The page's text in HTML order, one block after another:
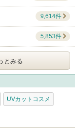
9,614件
5,853件
とみる
UVカットコスメ